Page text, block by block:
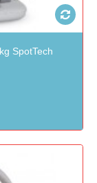
SpotTech